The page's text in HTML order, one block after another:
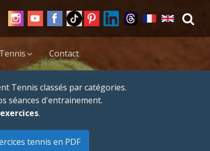
Contact
Tennis classés par catégories.
séances d'entrainement.
.
tennis en PDF